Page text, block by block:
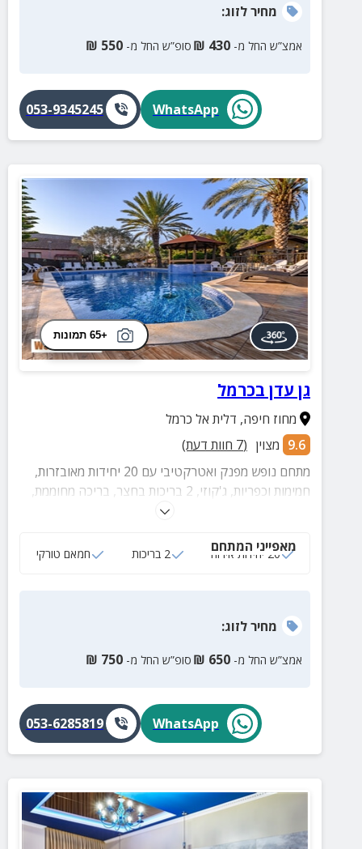
מחירלזוג:
אמצ”ש החל מ- 430
₪ סופ”ש החל מ- 550
₪
WhatsApp
053-9345245
+65 תמונות
גן עדן בכרמל
מחוז חיפה, דלית אל כרמל
9.6 מצוין (
7 חוות דעת)
מתחם נופש מפנק ואטרקטיבי עם 20 יחידות מאובזרות,
חמימות וכפריות, ג'קוזי, 2 בריכות בחצר, בריכה מחוממת,
עמדת מנגל, חצר מטופחת ומרווחת, ושפע פינוקים.
מאפייני המתחם
20 יחידות אירוח 2 בריכות חמאם טורקי
מחירלזוג:
אמצ”ש החל מ- 650
₪ סופ”ש החל מ- 750
₪
WhatsApp
053-6285819